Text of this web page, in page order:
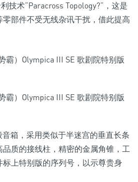
技术“Paracross Topology?”，这是
部件不受无线杂讯干扰，借此提高
箱，采用类似于半迷宫的垂直长条
质的接线柱，精密的金属角锥，工
上特别版的序列号，以示尊贵身